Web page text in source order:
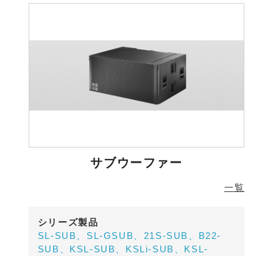
サブウーファー
一覧
シリーズ製品
SL-SUB、SL-GSUB、21S-SUB、B22-
SUB、KSL-SUB、KSLi-SUB、KSL-